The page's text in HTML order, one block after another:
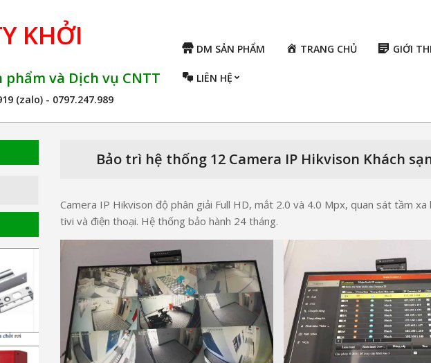
KHỞI
phẩm và Dịch vụ CNTT
(zalo) - 0797.247.989
DM SẢN PHẨM TRANG CHỦ GIỚI
LIÊN HỆ
Bảo trì hệ thống 12 Camera IP Hikvison Khách
Camera IP Hikvison độ phân giải Full HD, mắt 2.0 và 4.0 Mpx, quan sát tầm
tivi và điện thoại. Hệ thống bảo hành 24 tháng.